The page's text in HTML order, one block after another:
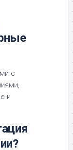
с
и